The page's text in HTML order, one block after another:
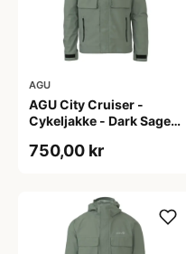
AGU
AGU City Cruiser -
Cykeljakke - Dark Sage -
750,00 kr